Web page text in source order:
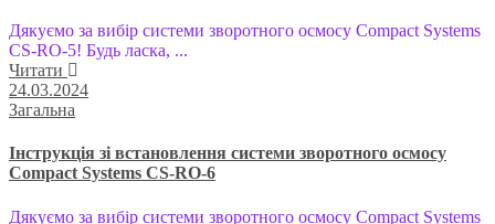
Дякуємо за вибір системи зворотного осмосу Compact Systems
CS-RO-5! Будь ласка, ...
Читати
24.03.2024
Загальна
Інструкція зі встановлення системи зворотного осмосу
Compact Systems CS-RO-6
Дякуємо за вибір системи зворотного осмосу Compact Systems